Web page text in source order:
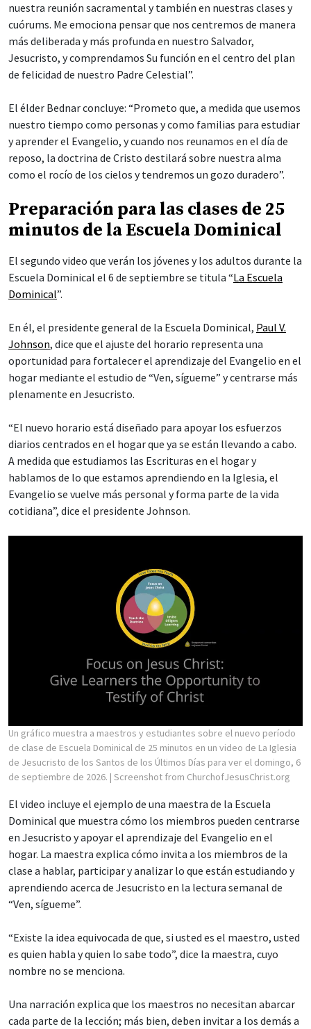
nuestra reunión sacramental y también en nuestras clases y
cuórums. Me emociona pensar que nos centremos de manera
más deliberada y más profunda en nuestro Salvador,
Jesucristo, y comprendamos Su función en el centro del plan
de felicidad de nuestro Padre Celestial”.
El élder Bednar concluye: “Prometo que, a medida que usemos
nuestro tiempo como personas y como familias para estudiar
y aprender el Evangelio, y cuando nos reunamos en el día de
reposo, la doctrina de Cristo destilará sobre nuestra alma
como el rocío de los cielos y tendremos un gozo duradero”.
Preparación para las clases de 25
minutos de la Escuela Dominical
El segundo video que verán los jóvenes y los adultos durante la
Escuela Dominical el 6 de septiembre se titula “La Escuela
Dominical”.
En él, el presidente general de la Escuela Dominical, Paul V.
Johnson, dice que el ajuste del horario representa una
oportunidad para fortalecer el aprendizaje del Evangelio en el
hogar mediante el estudio de “Ven, sígueme” y centrarse más
plenamente en Jesucristo.
“El nuevo horario está diseñado para apoyar los esfuerzos
diarios centrados en el hogar que ya se están llevando a cabo.
A medida que estudiamos las Escrituras en el hogar y
hablamos de lo que estamos aprendiendo en la Iglesia, el
Evangelio se vuelve más personal y forma parte de la vida
cotidiana”, dice el presidente Johnson.
Un gráfico muestra a maestros y estudiantes sobre el nuevo período
de clase de Escuela Dominical de 25 minutos en un video de La Iglesia
de Jesucristo de los Santos de los Últimos Días para ver el domingo, 6
de septiembre de 2026. | Screenshot from ChurchofJesusChrist.org
El video incluye el ejemplo de una maestra de la Escuela
Dominical que muestra cómo los miembros pueden centrarse
en Jesucristo y apoyar el aprendizaje del Evangelio en el
hogar. La maestra explica cómo invita a los miembros de la
clase a hablar, participar y analizar lo que están estudiando y
aprendiendo acerca de Jesucristo en la lectura semanal de
“Ven, sígueme”.
“Existe la idea equivocada de que, si usted es el maestro, usted
es quien habla y quien lo sabe todo”, dice la maestra, cuyo
nombre no se menciona.
Una narración explica que los maestros no necesitan abarcar
cada parte de la lección; más bien, deben invitar a los demás a